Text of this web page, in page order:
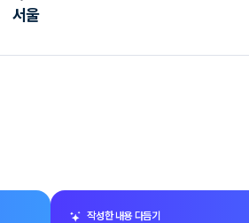
서울
작성한 내용 다듬기